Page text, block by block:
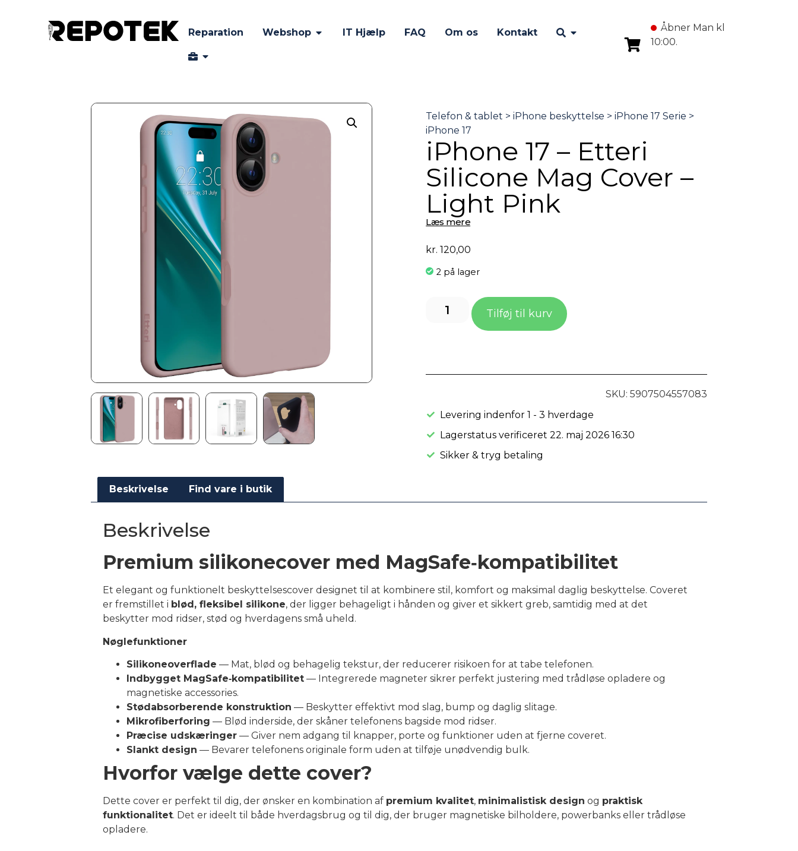
Reparation Webshop IT Hjælp FAQ Om os Kontakt
Åbner Man kl
10:00.
iPhone 17 – Etteri
Silicone Mag Cover –
Light Pink
Læs mere
kr. 120,00
2 på lager
Tilføj til kurv
SKU: 5907504557083
Levering indenfor 1 - 3 hverdage
Lagerstatus verificeret 22. maj 2026 16:30
Sikker & tryg betaling
Beskrivelse Find vare i butik
Beskrivelse
Premium silikonecover med MagSafe‑kompatibilitet
Et elegant og funktionelt beskyttelsescover designet til at kombinere stil, komfort og maksimal daglig beskyttelse. Coveret
er fremstillet i blød, fleksibel silikone, der ligger behageligt i hånden og giver et sikkert greb, samtidig med at det
beskytter mod ridser, stød og hverdagens små uheld.
Nøglefunktioner
Silikoneoverflade — Mat, blød og behagelig tekstur, der reducerer risikoen for at tabe telefonen.
Indbygget MagSafe‑kompatibilitet— Integrerede magneter sikrer perfekt justering med trådløse opladere og
magnetiske accessories.
Stødabsorberende konstruktion — Beskytter effektivt mod slag, bump og daglig slitage.
Mikrofiberforing — Blød inderside, der skåner telefonens bagside mod ridser.
Præcise udskæringer— Giver nem adgang til knapper, porte og funktioner uden at fjerne coveret.
Slankt design — Bevarer telefonens originale form uden at tilføje unødvendig bulk.
Hvorfor vælge dette cover?
Dette cover er perfekt til dig, der ønsker en kombination af premium kvalitet, minimalistisk design og praktisk
funktionalitet. Det er ideelt til både hverdagsbrug og til dig, der bruger magnetiske bilholdere, powerbanks eller trådløse
opladere.